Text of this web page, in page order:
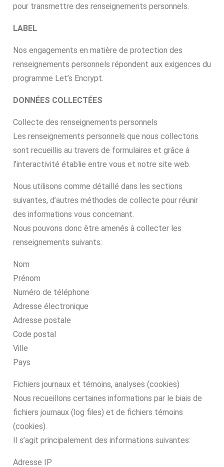
pour transmettre des renseignements personnels.
LABEL
Nos engagements en matière de protection des
renseignements personnels répondent aux exigences du
programme Let’s Encrypt.
DONNÉES COLLECTÉES
Collecte des renseignements personnels
Les renseignements personnels que nous collectons
sont recueillis au travers de formulaires et grâce à
l’interactivité établie entre vous et notre site web.
Nous utilisons comme détaillé dans les sections
suivantes, d’autres méthodes de collecte pour réunir
des informations vous concernant.
Nous pouvons donc être amenés à collecter les
renseignements suivants:
Nom
Prénom
Numéro de téléphone
Adresse électronique
Adresse postale
Code postal
Ville
Pays
Fichiers journaux et témoins, analyses (cookies)
Nous recueillons certaines informations par le biais de
fichiers journaux (log files) et de fichiers témoins
(cookies).
Il s’agit principalement des informations suivantes:
Adresse IP